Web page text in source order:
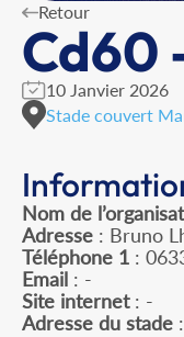
Retour
Cd60
10 Janvier 2026
Stade couvert
Nom de
Adresse : Bruno
Téléphone 1 :
Email : -
Site internet: -
Adresse du stade